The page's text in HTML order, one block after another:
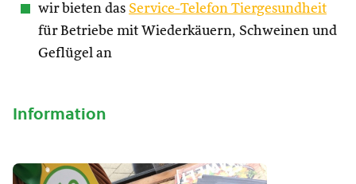
wir bieten das Service-Telefon Tiergesundheit
für Betriebe mit Wiederkäuern, Schweinen und
Geflügel an
Information